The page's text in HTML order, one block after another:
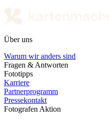
Über uns
Warum wir anders sind
Fragen & Antworten
Fototipps
Karriere
Partnerprogramm
Pressekontakt
Fotografen Aktion